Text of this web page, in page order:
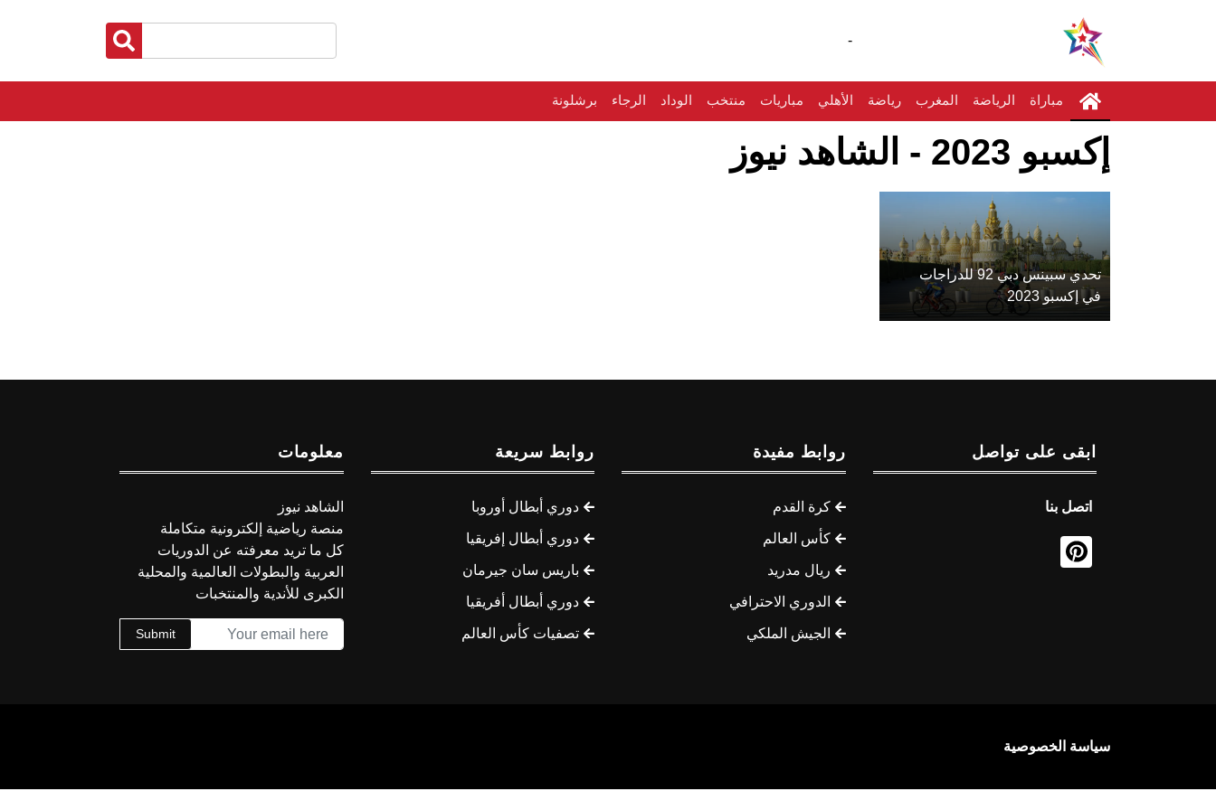
-
مباراة الرياضة المغرب رياضة الأهلي مباريات منتخب الوداد الرجاء برشلونة
إكسبو 2023 - الشاهد نيوز
تحدي سبينس دبي 92 للدراجات
في إكسبو 2023
ابقى على تواصل
اتصل بنا
روابط مفيدة
كرة القدم
كأس العالم
ريال مدريد
الدوري الاحترافي
الجيش الملكي
روابط سريعة
دوري أبطال أوروبا
دوري أبطال إفريقيا
باريس سان جيرمان
دوري أبطال أفريقيا
تصفيات كأس العالم
معلومات
الشاهد نيوز
منصة رياضية إلكترونية متكاملة
كل ما تريد معرفته عن الدوريات
العربية والبطولات العالمية والمحلية
الكبرى للأندية والمنتخبات
Submit
سياسة الخصوصية